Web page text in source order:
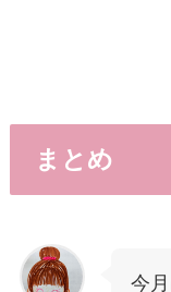
まとめ
今